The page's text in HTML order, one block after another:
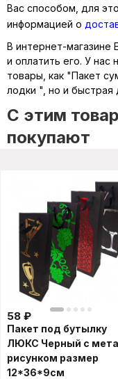
Вас способом, для
информацией о
В интернет-магазине
и оплатить его. У нас
товары, как "Пакет
лодки ", но и быстрая
C этим
покупают
58 ₽
Пакет под бутылку
ЛЮКС Черный с
рисунком размер
12*36*9см